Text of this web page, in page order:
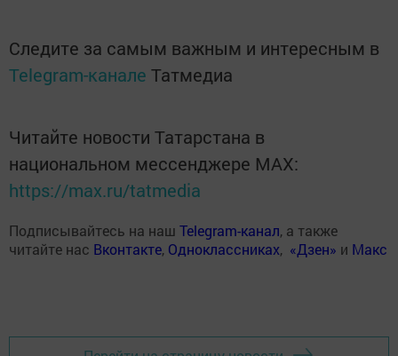
Следите за самым важным и интересным в
Telegram-канале Татмедиа
Читайте новости Татарстана в
национальном мессенджере MАХ:
https://max.ru/tatmedia
Подписывайтесь на наш Telegram-канал, а также
читайте нас Вконтакте, Одноклассниках, «Дзен» и Макс